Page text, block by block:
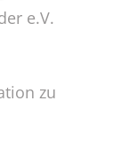
e.V.
zu